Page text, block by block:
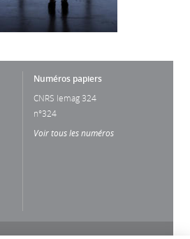
Numéros papiers
CNRS lemag 324
n°324
Voir tous les numéros